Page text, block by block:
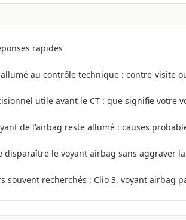
rapides
au contrôle technique : contre-visite
utile avant le CT : que signifie votre
de l'airbag reste allumé : causes
disparaître le voyant airbag sans aggraver
souvent recherchés : Clio 3, voyant airbag